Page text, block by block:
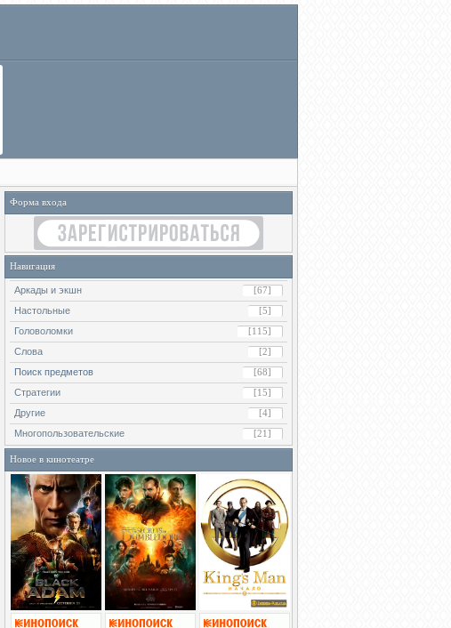
Форма входа
Навигация
Аркады и экшн [67]
Настольные [5]
Головоломки [115]
Слова [2]
Поиск предметов [68]
Стратегии [15]
Другие [4]
Многопользовательские [21]
Новое в кинотеатре